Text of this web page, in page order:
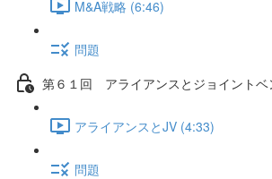
M&A戦略 (6:46)
問題
第６１回 アライアンスとジョイントベ
アライアンスとJV (4:33)
問題